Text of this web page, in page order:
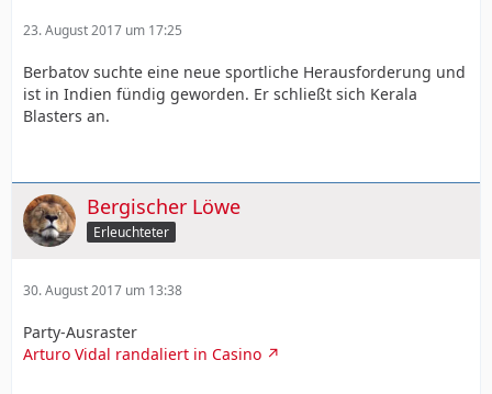
23. August 2017 um 17:25
Berbatov suchte eine neue sportliche Herausforderung und
ist in Indien fündig geworden. Er schließt sich Kerala
Blasters an.
Bergischer Löwe
Erleuchteter
30. August 2017 um 13:38
Party-Ausraster
Arturo Vidal randaliert in Casino